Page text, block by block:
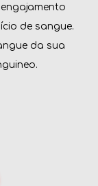
de sangue.
da sua